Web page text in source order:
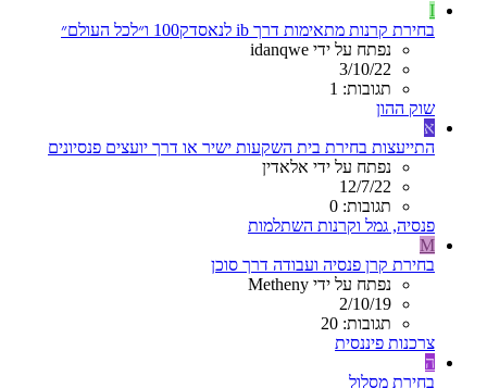
I
בחירת קרנות מתאימות דרך ib לנאסדק100 ו״לכל העולם״
נפתח על ידי idanqwe
3/10/22
תגובות: 1
שוק ההון
א
התייעצות בחירת בית השקעות ישיר או דרך יועצים פנסיונים
נפתח על ידי אלאדין
12/7/22
תגובות: 0
פנסיה, גמל וקרנות השתלמות
M
בחירת קרן פנסיה ועבודה דרך סוכן
נפתח על ידי Metheny
2/10/19
תגובות: 20
צרכנות פיננסית
ה
בחירת מסלול